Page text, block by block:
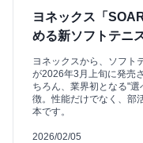
ヨネックス「
める新ソフトテニ
ヨネックスから、ソフト
が2026年3月上旬に発売
ちろん、業界初となる"
徴。性能だけでなく、部
本です。
2026/02/05